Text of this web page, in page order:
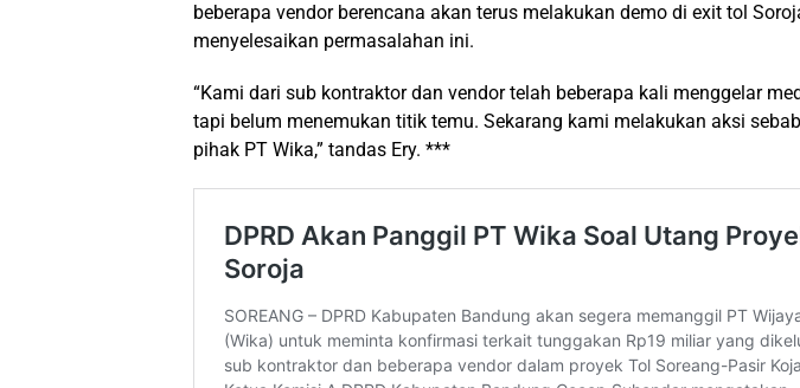
beberapa vendor berencana akan terus melakukan demo di exit tol
menyelesaikan permasalahan ini.
“Kami dari sub kontraktor dan vendor telah beberapa kali menggelar
tapi belum menemukan titik temu. Sekarang kami melakukan aksi
pihak PT Wika,” tandas Ery. ***